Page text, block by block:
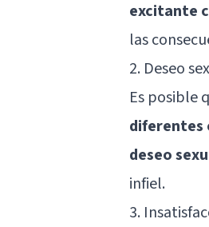
excitante
las
2. Deseo
Es posible
diferentes
deseo
infiel.
3.